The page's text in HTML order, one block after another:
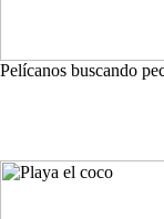
Pelícanos buscando